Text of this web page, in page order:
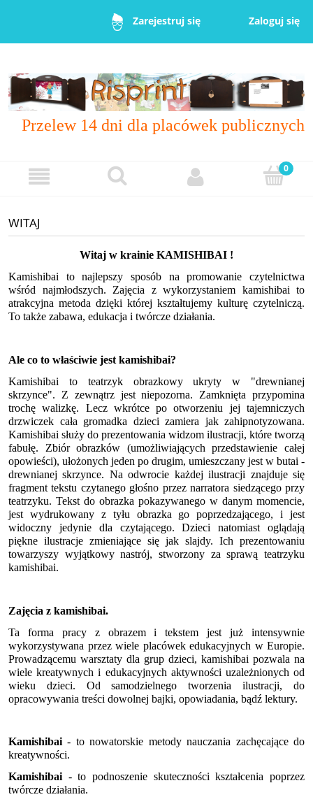
Zarejestruj się Zaloguj się
Przelew 14 dni dla placówek publicznych
WITAJ
Witaj w krainie KAMISHIBAI !
Kamishibai to najlepszy sposób na promowanie czytelnictwa
wśród najmłodszych. Zajęcia z wykorzystaniem kamishibai to
atrakcyjna metoda dzięki której kształtujemy kulturę czytelniczą.
To także zabawa, edukacja i twórcze działania.
Ale co to właściwie jest kamishibai?
Kamishibai to teatrzyk obrazkowy ukryty w "drewnianej
skrzynce". Z zewnątrz jest niepozorna. Zamknięta przypomina
trochę walizkę. Lecz wkrótce po otworzeniu jej tajemniczych
drzwiczek cała gromadka dzieci zamiera jak zahipnotyzowana.
Kamishibai służy do prezentowania widzom ilustracji, które tworzą
fabułę. Zbiór obrazków (umożliwiających przedstawienie całej
opowieści), ułożonych jeden po drugim, umieszczany jest w butai -
drewnianej skrzynce. Na odwrocie każdej ilustracji znajduje się
fragment tekstu czytanego głośno przez narratora siedzącego przy
teatrzyku. Tekst do obrazka pokazywanego w danym momencie,
jest wydrukowany z tyłu obrazka go poprzedzającego, i jest
widoczny jedynie dla czytającego. Dzieci natomiast oglądają
piękne ilustracje zmieniające się jak slajdy. Ich prezentowaniu
towarzyszy wyjątkowy nastrój, stworzony za sprawą teatrzyku
kamishibai.
Zajęcia z kamishibai.
Ta forma pracy z obrazem i tekstem jest już intensywnie
wykorzystywana przez wiele placówek edukacyjnych w Europie.
Prowadzącemu warsztaty dla grup dzieci, kamishibai pozwala na
wiele kreatywnych i edukacyjnych aktywności uzależnionych od
wieku dzieci. Od samodzielnego tworzenia ilustracji, do
opracowywania treści dowolnej bajki, opowiadania, bądź lektury.
Kamishibai - to nowatorskie metody nauczania zachęcające do
kreatywności.
Kamishibai - to podnoszenie skuteczności kształcenia poprzez
twórcze działania.